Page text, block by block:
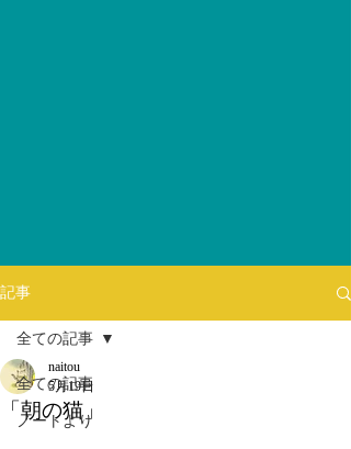
記事
全ての記事
ノートより
全ての記事
「朝の猫」
naitou
5月19日